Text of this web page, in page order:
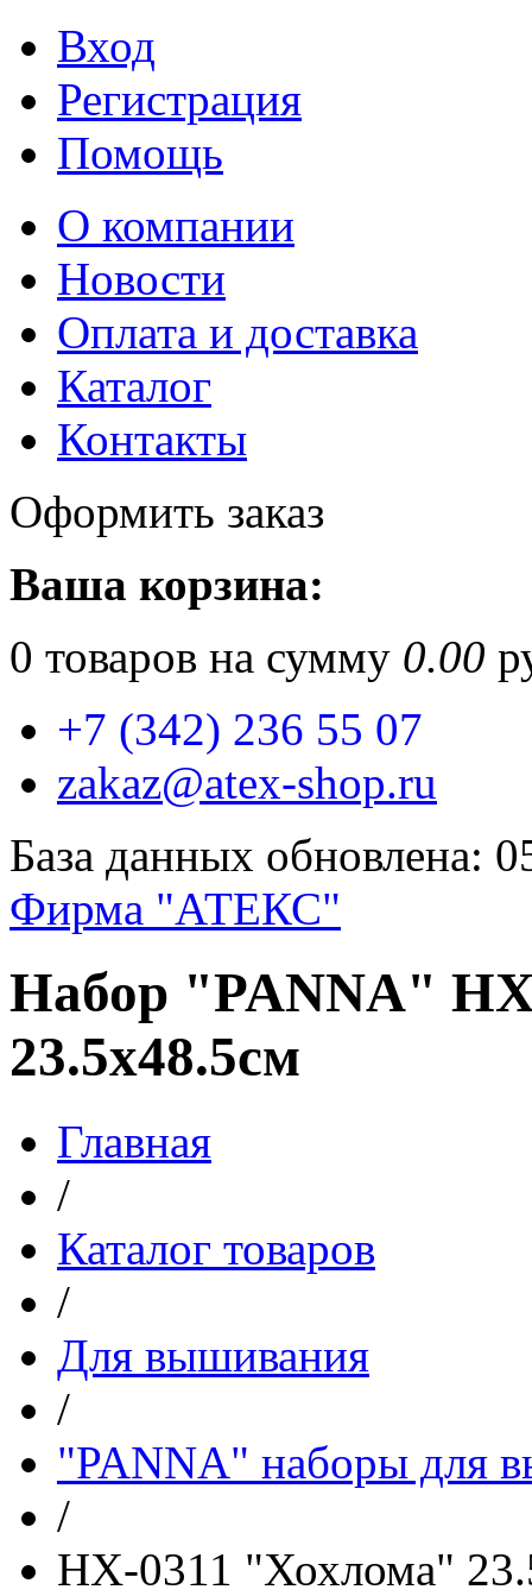
Вход
Регистрация
Помощь
О компании
Новости
Оплата и доставка
Каталог
Контакты
Оформить заказ
Ваша корзина:
0 товаров на сумму 0.00
+7 (342) 236 55 07
zakaz@atex-shop.ru
База данных обновлена:
Фирма "АТЕКС"
Набор "PANNA"
23.5х48.5см
Главная
/
Каталог товаров
/
Для вышивания
/
"PANNA" наборы для
/
НХ-0311 "Хохлома"